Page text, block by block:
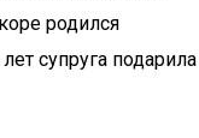
родился
супруга подарила